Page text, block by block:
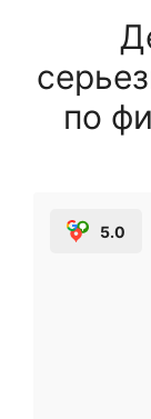
по
5.0